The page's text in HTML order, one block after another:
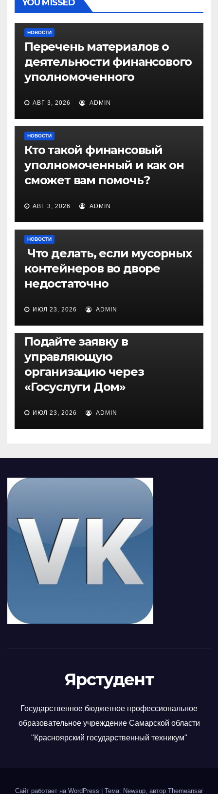
YOU MISSED
НОВОСТИ
Перечень материалов о
деятельности финансового
уполномоченного
АВГ 3, 2026 ADMIN
НОВОСТИ
Кто такой финансовый
уполномоченный и как он
сможет вам помочь?
АВГ 3, 2026 ADMIN
НОВОСТИ
Что делать, если мусорных
контейнеров во дворе
недостаточно
ИЮЛ 23, 2026 ADMIN
НОВОСТИ
Подайте заявку в
управляющую
организацию через
«Госуслуги Дом»
ИЮЛ 23, 2026 ADMIN
Ярстудент
Государственное бюджетное профессиональное
образовательное учреждение Самарской области
"Красноярский государственный техникум"
Сайт работает на WordPress | Тема: Newsup, автор Themeansar